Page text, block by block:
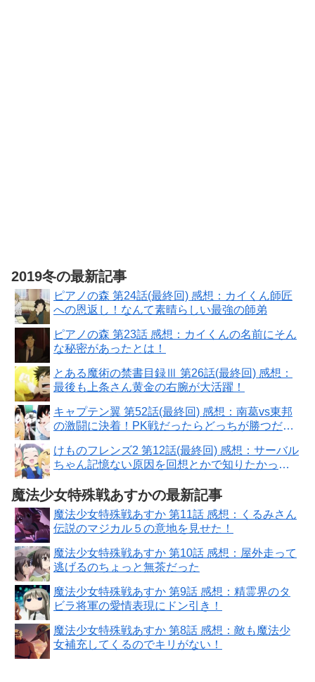
2019冬の最新記事
ピアノの森 第24話(最終回) 感想：カイくん師匠
への恩返し！なんて素晴らしい最強の師弟
ピアノの森 第23話 感想：カイくんの名前にそん
な秘密があったとは！
とある魔術の禁書目録Ⅲ 第26話(最終回) 感想：
最後も上条さん黄金の右腕が大活躍！
キャプテン翼 第52話(最終回) 感想：南葛vs東邦
の激闘に決着！PK戦だったらどっちが勝つだろ
けものフレンズ2 第12話(最終回) 感想：サーバル
ちゃん記憶ない原因を回想とかで知りたかっ
魔法少女特殊戦あすかの最新記事
魔法少女特殊戦あすか 第11話 感想：くるみさん
伝説のマジカル５の意地を見せた！
魔法少女特殊戦あすか 第10話 感想：屋外走って
逃げるのちょっと無茶だった
魔法少女特殊戦あすか 第9話 感想：精霊界のタ
ビラ将軍の愛情表現にドン引き！
魔法少女特殊戦あすか 第8話 感想：敵も魔法少
女補充してくるのでキリがない！